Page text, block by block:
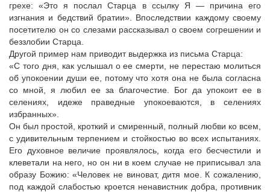
грехе: «Это я послал Старца в ссылку Я — причина его
изгнания и бедствий братии». Впоследствии каждому своему
посетителю он со слезами рассказывал о своем согрешении и
беззлобии Старца.
Другой пример нам приводит выдержка из письма Старца:
«С того дня, как услышал о ее смерти, не перестаю молиться
об упокоении души ее, потому что хотя она не была согласна
со мной, я любил ее за благочестие. Бог да упокоит ее в
селениях, идеже праведные упокоеваются, в селениях
избранных».
Он был простой, кроткий и смиренный, полный любви ко всем,
с удивительным терпением и стойкостью во всех испытаниях.
Его духовное величие проявлялось, когда его бесчестили и
клеветали на него, но он ни в коем случае не приписывал зла
образу Божию: «Человек не виноват, дитя мое. К сожалению,
под каждой слабостью кроется ненавистник добра, противник